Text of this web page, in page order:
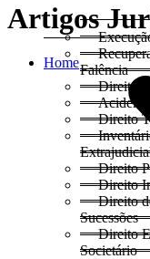
Falência
Direito
Direito
Direito
Direito
Direito
Sucessões
Direito
Societário
Artigos
Home